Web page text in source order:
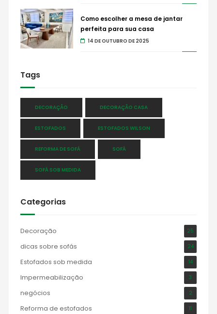
Como escolher a mesa de jantar
perfeita para sua casa
14 DE OUTUBRO DE 2025
Tags
DECORAÇÃO DECORAÇÃO CASA
ESTOFADOS ESTOFADOS WILSON
REFORMA DE SOFÁ SOFÁ
SOFÁ SOB MEDIDA
Categorias
Decoração 25
dicas sobre sofás 24
Estofados sob medida 14
Impermeabilização 3
negócios 2
Reforma de estofados 11